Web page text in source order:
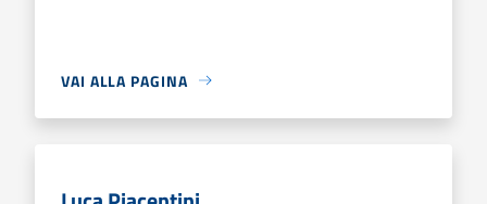
VAI ALLA PAGINA